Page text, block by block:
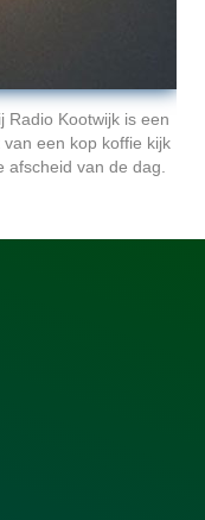
Radio Kootwijk is een
een kop koffie kijk
van de dag.